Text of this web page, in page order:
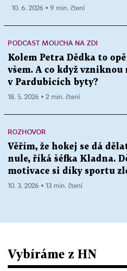
10. 6. 2026 ▪ 9 min. čtení
PODCAST MOUCHA NA ZDI
Kolem Petra Dědka to
všem. A co když vzniknou
v Pardubicích byty?
18. 5. 2026 ▪ 2 min. čtení
ROZHOVOR
Věřím, že hokej se dá
nule, říká šéfka Kladna.
motivace si díky sportu
10. 3. 2026 ▪ 13 min. čtení
Vybíráme z HN